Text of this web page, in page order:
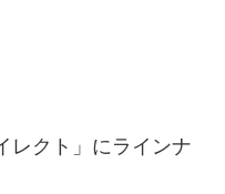
レクト」にラインナ